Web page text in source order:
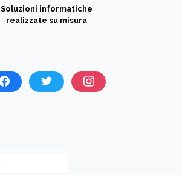
Soluzioni informatiche
realizzate su misura